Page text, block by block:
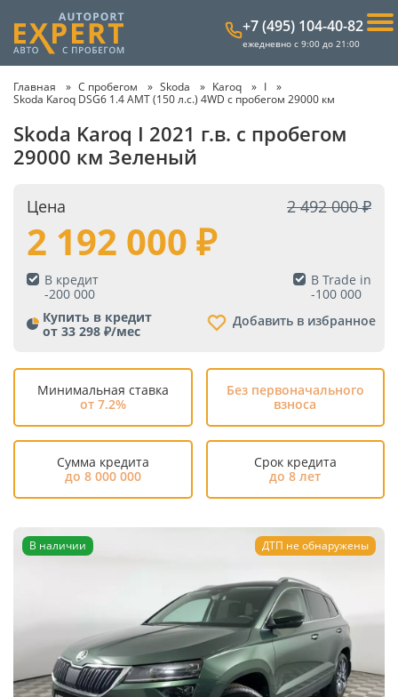
+7 (495) 104-40-82
ежедневно с 9:00 до 21:00
Главная С пробегом Skoda Karoq
I
Skoda Karoq DSG6 1.4 AMT (150 л.с.) 4WD с пробегом 29000 км
Skoda Karoq I 2021 г.в. с пробегом
29000 км Зеленый
Цена 2 492 000
2 192 000
В кредит
-200 000
В Trade in
-100 000
Купить в кредит
от 33 298 ₽/мес
Добавить в избранное
Минимальная ставка
от 7.2%
Без первоначального
взноса
Сумма кредита
до 8 000 000
Срок кредита
до 8 лет
В наличии ДТП не обнаружены